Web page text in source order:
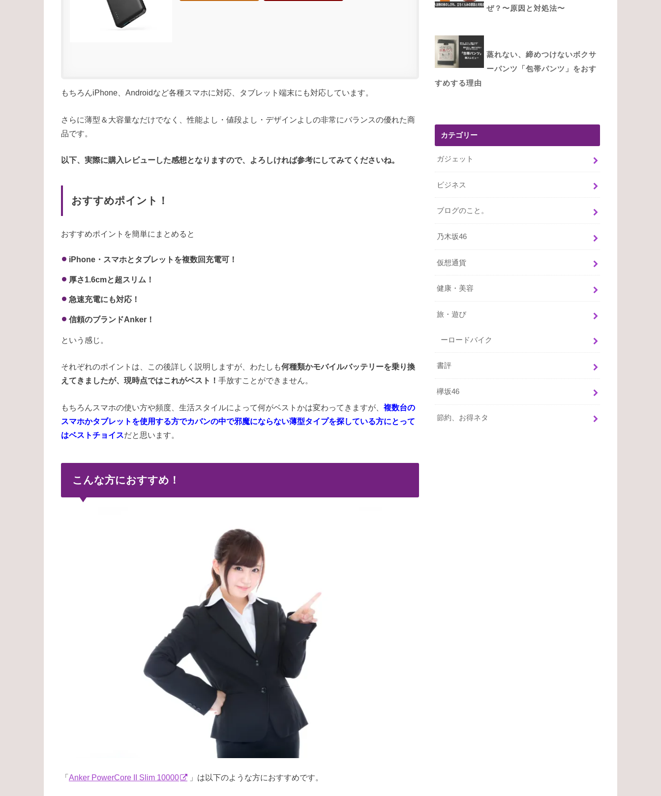
もちろんiPhone、Androidなど各種スマホに対応、タブレット端末にも対応しています。
さらに薄型＆大容量なだけでなく、性能よし・値段よし・デザインよしの非常にバランスの優れた商
品です。
以下、実際に購入レビューした感想となりますので、よろしければ参考にしてみてくださいね。
おすすめポイント！
おすすめポイントを簡単にまとめると
iPhone・スマホとタブレットを複数回充電可！
厚さ1.6cmと超スリム！
急速充電にも対応！
信頼のブランドAnker！
という感じ。
それぞれのポイントは、この後詳しく説明しますが、わたしも何種類かモバイルバッテリーを乗り換
えてきましたが、現時点ではこれがベスト！ 手放すことができません。
もちろんスマホの使い方や頻度、生活スタイルによって何がベストかは変わってきますが、 複数台の
スマホかタブレットを使用する方でカバンの中で邪魔にならない薄型タイプを探している方にとって
はベストチョイスだと思います。
こんな方におすすめ！
「Anker PowerCore II Slim 10000 」は以下のような方におすすめです。
ぜ？〜原因と対処法〜
蒸れない、締めつけないボクサ
ーパンツ「包帯パンツ」をおす
すめする理由
カテゴリー
ガジェット
ビジネス
ブログのこと。
乃木坂46
仮想通貨
健康・美容
旅・遊び
ーロードバイク
書評
欅坂46
節約、お得ネタ